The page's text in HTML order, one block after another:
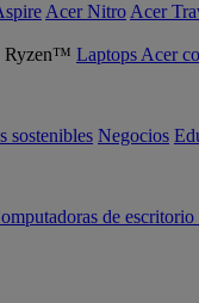
Acer Nitro Acer
Laptops Acer
sostenibles Negocios
de